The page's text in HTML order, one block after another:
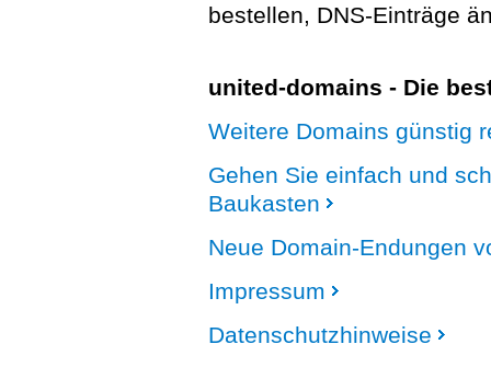
bestellen, DNS-Einträge
united-domains - Die
Weitere Domains günstig
Gehen Sie einfach und
Baukasten
Neue Domain-Endungen
Impressum
Datenschutzhinweise